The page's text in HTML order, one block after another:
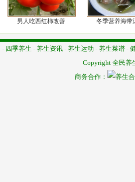
男人吃西红柿改善 冬季营养海带
- 四季养生 - 养生资讯 - 养生运动 - 养生菜谱 -
Copyright 全民养
商务合作：